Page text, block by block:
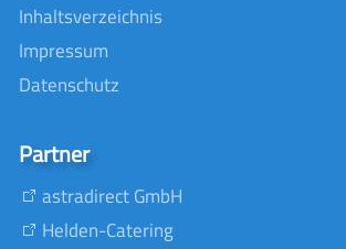
Inhaltsverzeichnis
Impressum
Datenschutz
Partner
astradirect GmbH
Helden-Catering